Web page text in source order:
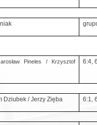
Pineles / Krzysztof
6:4,
Dziubek / Jerzy Zięba
6:1,